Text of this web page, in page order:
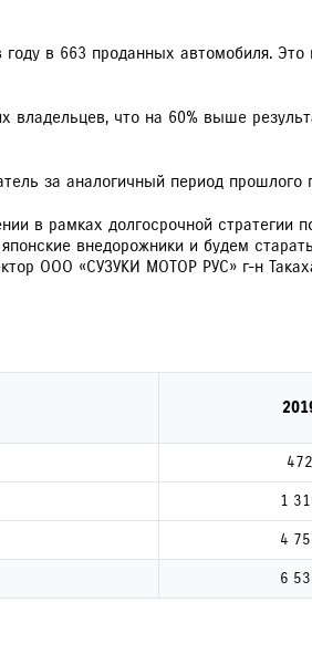
в 663 проданных автомобиля. Это
владельцев, что на 60% выше
за аналогичный период прошлого
в рамках долгосрочной стратегии
внедорожники и будем
ООО «СУЗУКИ МОТОР РУС» г-н
472
1
4
6